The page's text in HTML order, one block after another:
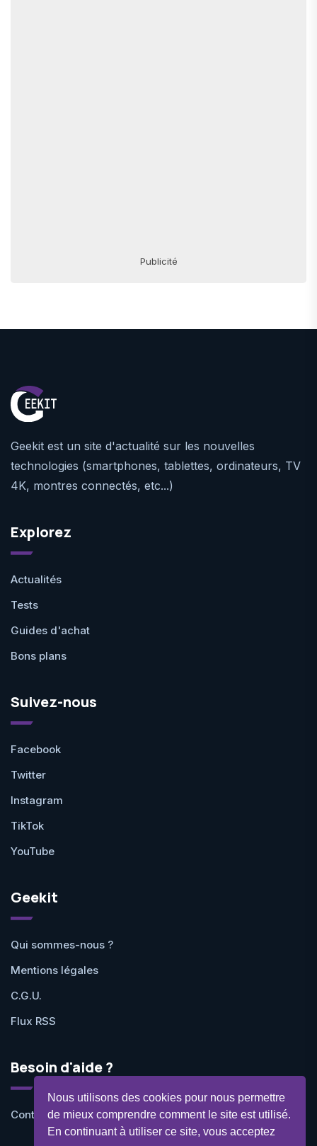
Nous utilisons des cookies pour nous permettre
de mieux comprendre comment le site est utilisé.
En continuant à utiliser ce site, vous acceptez
Publicité
Geekit est un site d'actualité sur les nouvelles
technologies (smartphones, tablettes, ordinateurs, TV
4K, montres connectés, etc...)
Explorez
Actualités
Tests
Guides d'achat
Bons plans
Suivez-nous
Facebook
Twitter
Instagram
TikTok
YouTube
Geekit
Qui sommes-nous ?
Mentions légales
C.G.U.
Flux RSS
Besoin d'aide ?
Contactez-nous